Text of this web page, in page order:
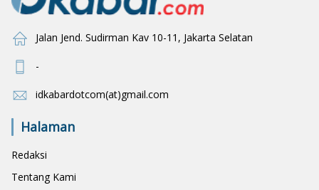
Jalan Jend. Sudirman Kav 10-11, Jakarta Selatan
-
idkabardotcom(at)gmail.com
Halaman
Redaksi
Tentang Kami